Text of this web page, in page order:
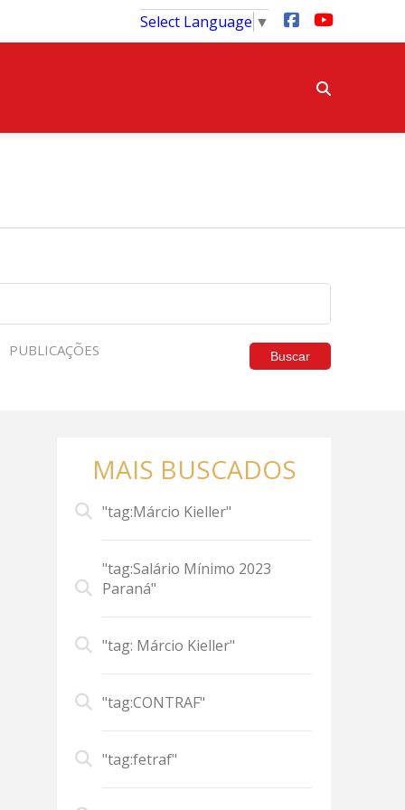
Select Language ▼
PUBLICAÇÕES Buscar
MAIS BUSCADOS
"tag:Márcio Kieller"
"tag:Salário Mínimo 2023
Paraná"
"tag: Márcio Kieller"
"tag:CONTRAF"
"tag:fetraf"